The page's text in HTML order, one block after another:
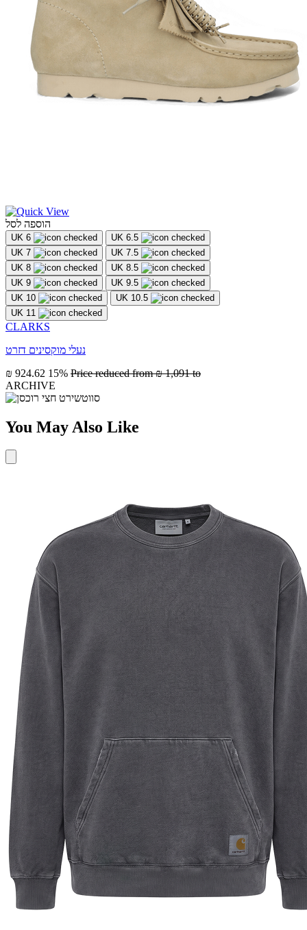
הוספה לסל
UK 6
UK 6.5
UK 7
UK 7.5
UK 8
UK 8.5
UK 9
UK 9.5
UK 10
UK 10.5
UK 11
CLARKS
נעלי מוקסינים דזרט
₪ 924.62 15% Price reduced from₪ 1,091 to
ARCHIVE
You May Also Like